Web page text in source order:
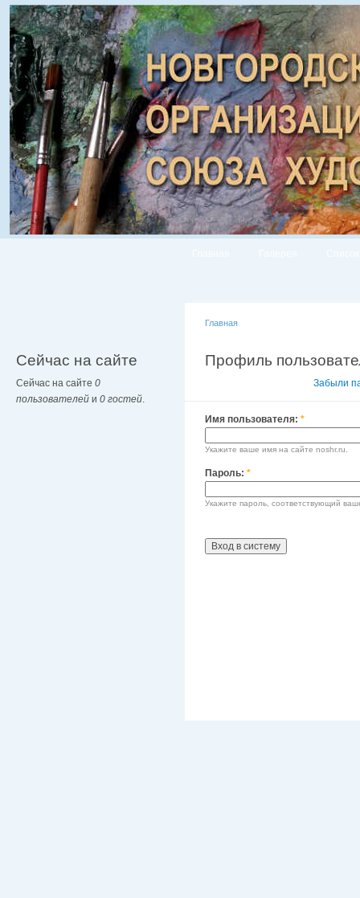
Сейчас на сайте
Сейчас на сайте 0
пользователей и 0 гостей.
Главная
Профиль
Забыли
Имя пользователя: *
Укажите ваше имя на сайте noshr.ru.
Пароль: *
Укажите пароль, соответствующий